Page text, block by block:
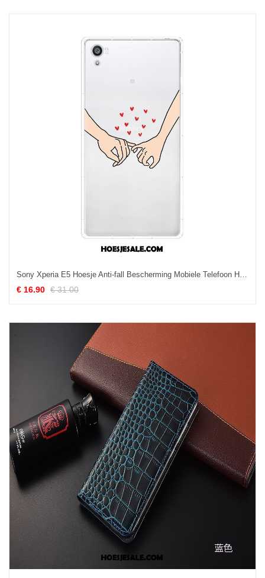
Sony Xperia E5 Hoesje Anti-fall Bescherming Mobiele Telefoon Hoes Gasbag Aanbiedingen
€ 16.90 € 31.00